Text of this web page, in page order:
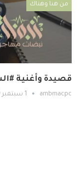
من هنا وهناك
قصيدة وأغنية
ambmacpc 1 سبتمبر 2019